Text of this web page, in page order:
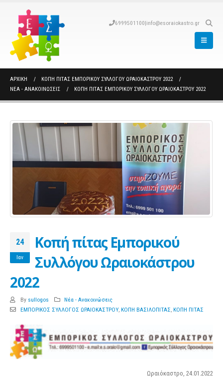
6999501100|info@esoraiokastro.gr
ΑΡΧΙΚΉ
ΚΟΠΉ ΠΊΤΑΣ ΕΜΠΟΡΙΚΟΎ ΣΥΛΛΌΓΟΥ ΩΡΑΙΟΚΆΣΤΡΟΥ 2022
ΝΈΑ - ΑΝΑΚΟΙΝΏΣΕΙΣ
ΚΟΠΉ ΠΊΤΑΣ ΕΜΠΟΡΙΚΟΎ ΣΥΛΛΌΓΟΥ ΩΡΑΙΟΚΆΣΤΡΟΥ 2022
24
Ιαν
Κοπή πίτας Εμπορικού
Συλλόγου Ωραιοκάστρου
2022
By sullogos
Νέα - Ανακοινώσεις
ΕΜΠΟΡΙΚΟΣ ΣΥΛΛΟΓΟΣ ΩΡΑΙΟΚΑΣΤΡΟΥ, ΚΟΠΗ ΒΑΣΙΛΟΠΙΤΑΣ ΚΟΠΗ ΠΙΤΑΣ
Ωραιόκαστρο, 24.01.2022